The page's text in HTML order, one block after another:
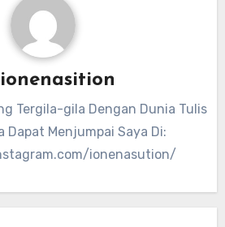
ionenasition
Tergila-gila Dengan Dunia Tulis
Dapat Menjumpai Saya Di:
ionenasution/